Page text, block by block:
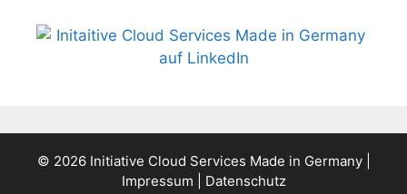
© 2026 Initiative Cloud Services Made in Germany |
Impressum
Datenschutz